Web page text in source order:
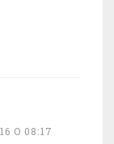
O 08:17